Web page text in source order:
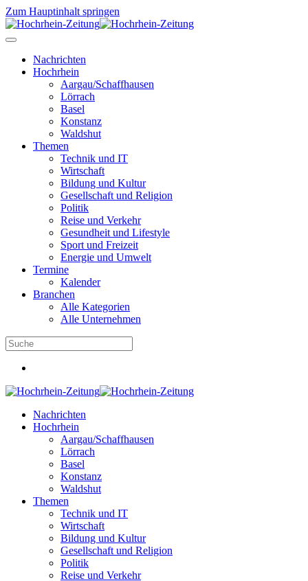
Zum Hauptinhalt springen
Nachrichten
Hochrhein
Aargau/Schaffhausen
Lörrach
Basel
Konstanz
Waldshut
Themen
Technik und IT
Wirtschaft
Bildung und Kultur
Gesellschaft und Religion
Politik
Reise und Verkehr
Gesundheit und Lifestyle
Sport und Freizeit
Energie und Umwelt
Termine
Kalender
Branchen
Alle Kategorien
Alle Unternehmen
Nachrichten
Hochrhein
Aargau/Schaffhausen
Lörrach
Basel
Konstanz
Waldshut
Themen
Technik und IT
Wirtschaft
Bildung und Kultur
Gesellschaft und Religion
Politik
Reise und Verkehr